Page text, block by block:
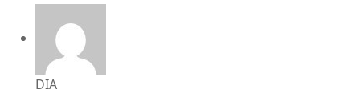
DIA